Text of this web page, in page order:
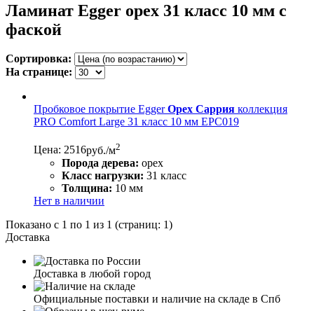
Ламинат Egger орех 31 класс 10 мм с
фаской
Сортировка:
На странице:
Пробковое покрытие EggerОрех Саррия коллекция
PRO Comfort Large 31 класс 10 мм EPC019
Цена: 2516руб./м2
Порода дерева: орех
Класс нагрузки: 31 класс
Толщина: 10 мм
Нет в наличии
Показано с 1 по 1 из 1 (страниц: 1)
Доставка
Доставка в любой город
Официальные поставки и наличие на складе в Спб